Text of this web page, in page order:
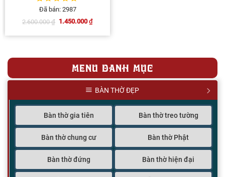
Đã bán: 2987
5trên 5 dựa
1
2.600.000₫
Giá
là:
1.450.000₫
Giá
tại
MENU DANH MỤC
BÀN THỜ ĐẸP
Bàn thờ gia tiên Bàn thờ treo tường
Bàn thờ chung cư Bàn thờ Phật
Bàn thờ đứng Bàn thờ hiện đại